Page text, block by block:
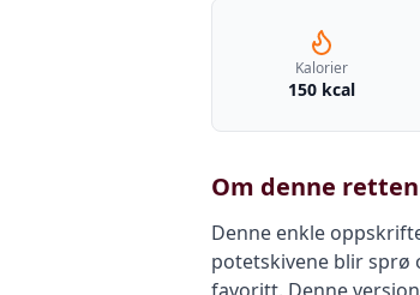
Kalorier
150 kcal
Om denne retten
Denne enkle
potetskivene blir sprø